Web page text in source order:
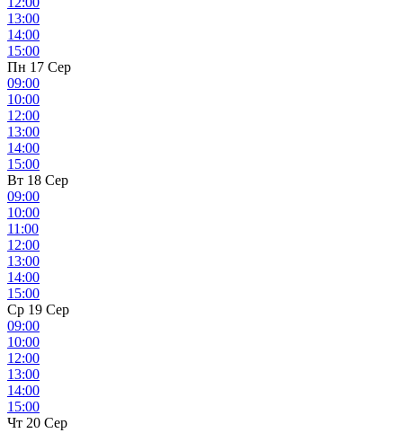
13:00
14:00
15:00
Пн 17 Сер
09:00
10:00
12:00
13:00
14:00
15:00
Вт 18 Сер
09:00
10:00
11:00
12:00
13:00
14:00
15:00
Ср 19 Сер
09:00
10:00
12:00
13:00
14:00
15:00
Чт 20 Сер